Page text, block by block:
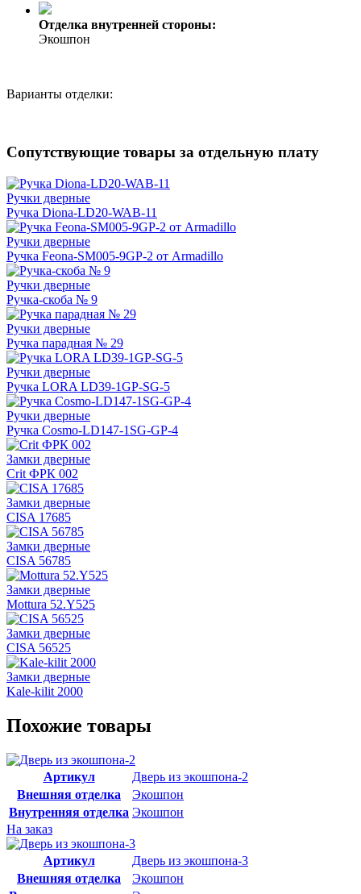
Отделка внутренней стороны:
Экошпон
Варианты отделки:
Сопутствующие товары за отдельную плату
Ручки дверные
Ручка Diona-LD20-WAB-11
Ручки дверные
Ручка Feona-SM005-9GP-2 от Armadillo
Ручки дверные
Ручка-скоба № 9
Ручки дверные
Ручка парадная № 29
Ручки дверные
Ручка LORA LD39-1GP-SG-5
Ручки дверные
Ручка Cosmo-LD147-1SG-GP-4
Замки дверные
Crit ФРК 002
Замки дверные
CISA 17685
Замки дверные
CISA 56785
Замки дверные
Mottura 52.Y525
Замки дверные
CISA 56525
Замки дверные
Kale-kilit 2000
Похожие товары
Артикул
Дверь из экошпона-2
Внешняя отделка
Экошпон
Внутренняя отделка Экошпон
На заказ
Артикул
Дверь из экошпона-3
Внешняя отделка
Экошпон